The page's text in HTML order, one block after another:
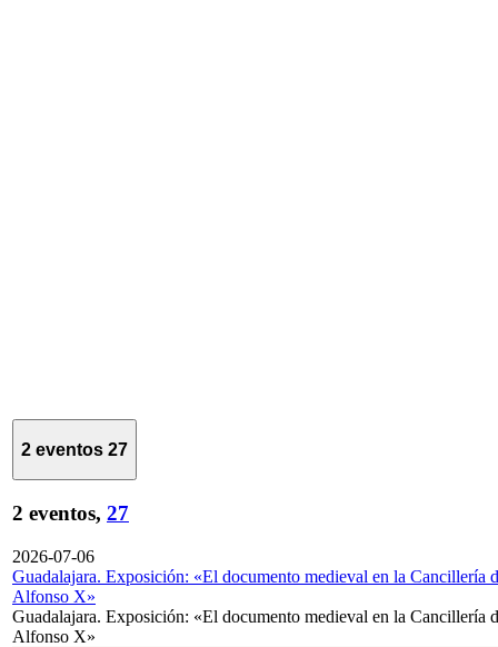
2 eventos 27
2 eventos, 27
2026-07-06
Guadalajara. Exposición: «El documento medieval en la Cancillería
Alfonso X»
Guadalajara. Exposición: «El documento medieval en la Cancillería
Alfonso X»